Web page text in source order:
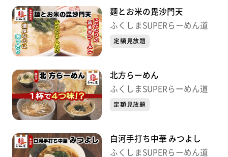
麺とお米の毘沙門天
ふくしまSUPERらーめん道
定額見放題
北方らーめん
ふくしまSUPERらーめん道
定額見放題
白河手打ち中華 みつよし
ふくしまSUPERらーめん道